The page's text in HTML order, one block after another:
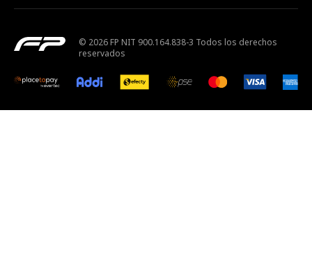
© 2026 FP NIT 900.164.838-3 Todos los derechos
reservados